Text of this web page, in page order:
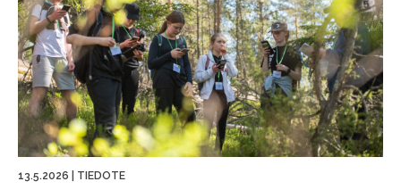
13.5.2026 TIEDOTE